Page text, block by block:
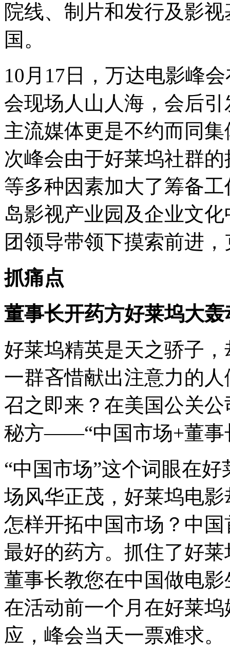
院线、制片和发行及影
国。
10月17日，万达电影峰
会现场人山人海，会后
主流媒体更是不约而同
次峰会由于好莱坞社群
等多种因素加大了筹备
岛影视产业园及企业文
团领导带领下摸索前进
抓痛点
董事长开药方好莱坞大轰
好莱坞精英是天之骄子
一群吝惜献出注意力的
召之即来？在美国公关
秘方——“中国市场+董事
“中国市场”这个词眼在好
场风华正茂，好莱坞电
怎样开拓中国市场？中
最好的药方。抓住了好
董事长教您在中国做电影
在活动前一个月在好莱
应，峰会当天一票难求。